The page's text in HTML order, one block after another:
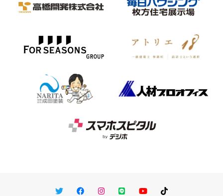
TwitterFacebookInstagram
LINE You TubeTikTok